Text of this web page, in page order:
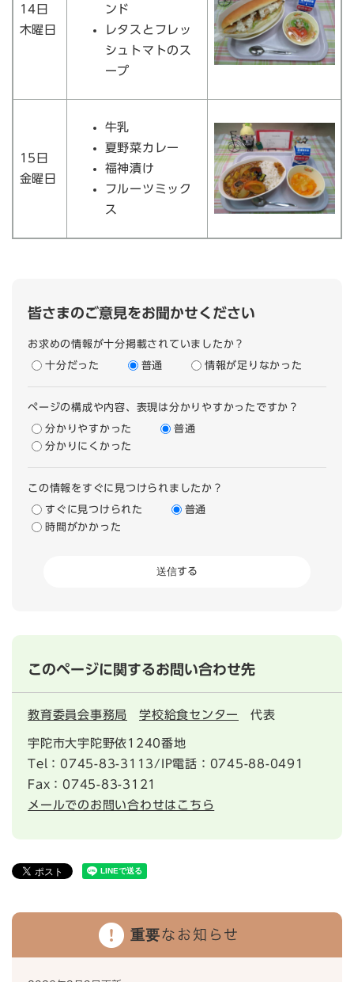
14日
木曜日
ンド
レタスとフレッ
シュトマトのス
ープ
15日
金曜日
牛乳
夏野菜カレー
福神漬け
フルーツミック
ス
皆さまのご意見をお聞かせください
お求めの情報が十分掲載されていましたか？
十分だった 普通 情報が足りなかった
ページの構成や内容、表現は分かりやすかったですか？
分かりやすかった
普通
分かりにくかった
この情報をすぐに見つけられましたか？
すぐに見つけられた
普通
時間がかかった
このページに関するお問い合わせ先
教育委員会事務局 学校給食センター 代表
宇陀市大宇陀野依1240番地
Tel：0745-83-3113/IP電話：0745-88-0491
Fax：0745-83-3121
メールでのお問い合わせはこちら
重要なお知らせ